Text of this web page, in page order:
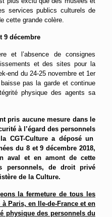
services publics culturels de
cette grande colère.
9 décembre
et l’absence de consignes
et des sites pour la
end du 24-25 novembre et 1er
pas la garde et continue
physique des agents sa
pris aucune mesure dans le
à l’égard des personnels
la CGT-Culture a déposé un
du 8 et 9 décembre 2018,
aval et en amont de cette
personnels, de droit privé
de la Culture.
la fermeture de tous les
Paris, en Ile-de-France et en
physique des personnels du